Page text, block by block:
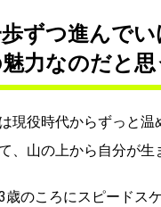
ずつ進んで
力なのだと思
現役時代からずっと
、山の上から自分が生
のころにスピードス